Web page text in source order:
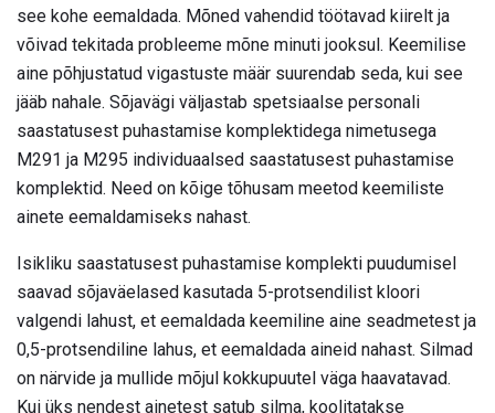
see kohe eemaldada. Mõned vahendid töötavad kiirelt ja
võivad tekitada probleeme mõne minuti jooksul. Keemilise
aine põhjustatud vigastuste määr suurendab seda, kui see
jääb nahale. Sõjavägi väljastab spetsiaalse personali
saastatusest puhastamise komplektidega nimetusega
M291 ja M295 individuaalsed saastatusest puhastamise
komplektid. Need on kõige tõhusam meetod keemiliste
ainete eemaldamiseks nahast.
Isikliku saastatusest puhastamise komplekti puudumisel
saavad sõjaväelased kasutada 5-protsendilist kloori
valgendi lahust, et eemaldada keemiline aine seadmetest ja
0,5-protsendiline lahus, et eemaldada aineid nahast. Silmad
on närvide ja mullide mõjul kokkupuutel väga haavatavad.
Kui üks nendest ainetest satub silma, koolitatakse